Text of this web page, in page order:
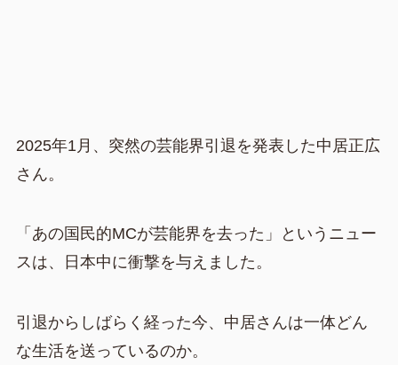
2025年1月、突然の芸能界引退を発表した中居正広
さん。
「あの国民的MCが芸能界を去った」というニュー
スは、日本中に衝撃を与えました。
引退からしばらく経った今、中居さんは一体どん
な生活を送っているのか。